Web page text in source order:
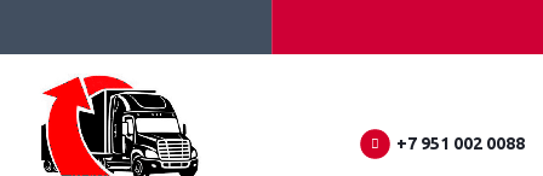
+7 951 002 0088